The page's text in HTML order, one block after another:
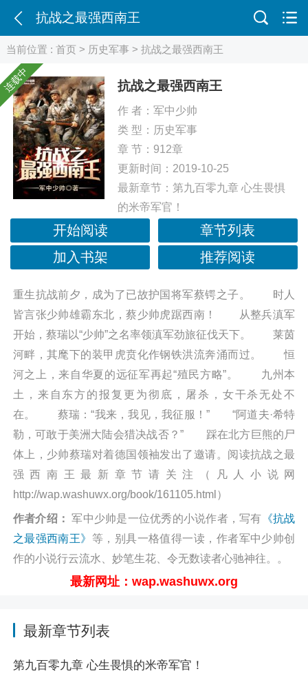
抗战之最强西南王
当前位置 :首页 > 历史军事 > 抗战之最强西南王
连载中 抗战之最强西南王
作 者： 军中少帅
类 型： 历史军事
章 节：912章
更新时间：2019-10-25
最新章节： 第九百零九章 心生畏惧
的米帝军官！
开始阅读
章节列表
加入书架
推荐阅读
重生抗战前夕，成为了已故护国将军蔡锷之子。 时人
皆言张少帅雄霸东北，蔡少帅虎踞西南！ 从整兵滇军
开始，蔡瑞以“少帅”之名率领滇军劲旅征伐天下。 莱茵
河畔，其麾下的装甲虎贲化作钢铁洪流奔涌而过。 恒
河之上，来自华夏的远征军再起“殖民方略”。 九州本
土，来自东方的报复更为彻底，屠杀，女干杀无处不
在。 蔡瑞：“我来，我见，我征服！” “阿道夫·希特
勒，可敢于美洲大陆会猎决战否？” 踩在北方巨熊的尸
体上，少帅蔡瑞对着德国领袖发出了邀请。阅读抗战之最
强西南王最新章节请关注（凡人小说网
http://wap.washuwx.org/book/161105.html）
作者介绍： 军中少帅是一位优秀的小说作者，写有 《抗战
之最强西南王》 等，别具一格值得一读，作者军中少帅创
作的小说行云流水、妙笔生花、令无数读者心驰神往。。
最新网址：wap.washuwx.org
最新章节列表
第九百零九章 心生畏惧的米帝军官！